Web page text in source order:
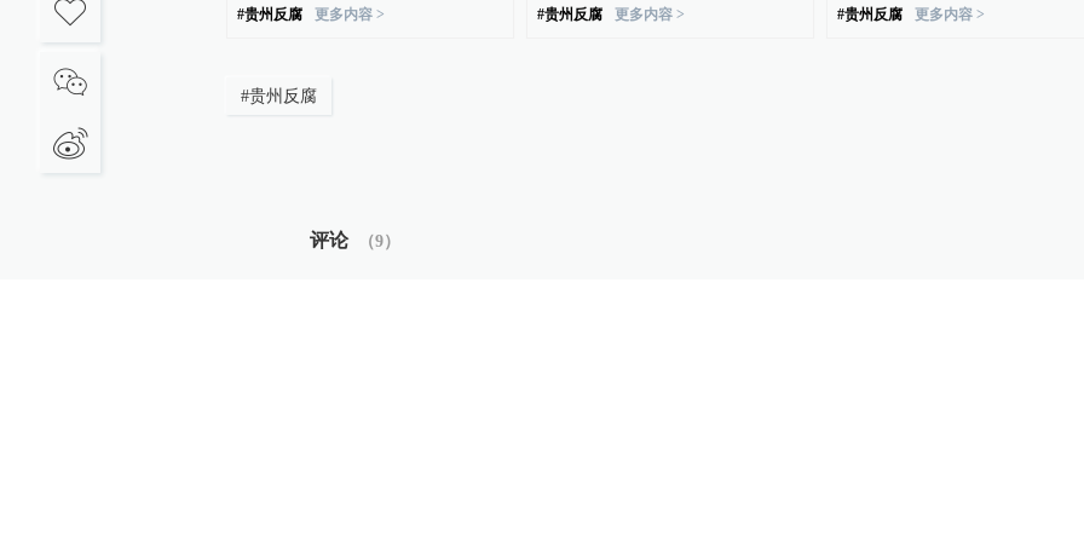
#贵州反腐 更多内容 > #贵州反腐 更多内容 > #贵州反腐 更多内容 >
#贵州反腐
评论 （9）